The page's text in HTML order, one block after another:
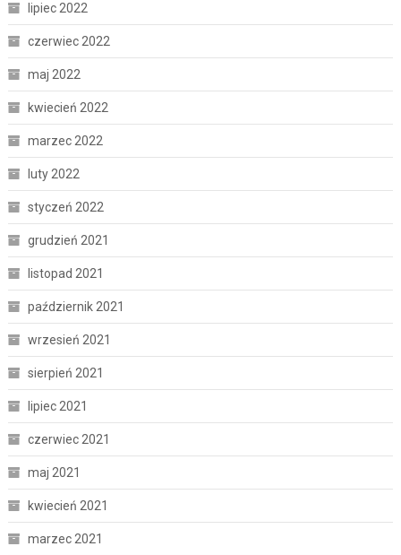
lipiec 2022
czerwiec 2022
maj 2022
kwiecień 2022
marzec 2022
luty 2022
styczeń 2022
grudzień 2021
listopad 2021
październik 2021
wrzesień 2021
sierpień 2021
lipiec 2021
czerwiec 2021
maj 2021
kwiecień 2021
marzec 2021